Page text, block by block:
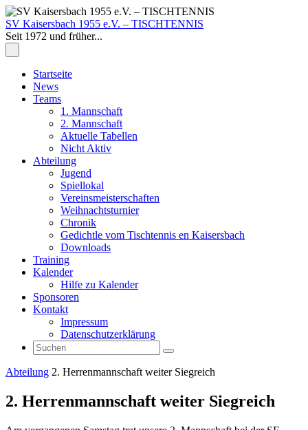
Zum
Inhalt
springen
SV Kaisersbach 1955 e.V. – TISCHTENNIS
Seit 1972 und früher...
Zum
Inhalt
springen
Startseite
News
Teams
1. Mannschaft
2. Mannschaft
Aktuelle Tabellen
Nicht Aktiv
Abteilung
Jugend
Spiellokal
Vereinsmeisterschaften
Weihnachtsturnier
Chronik
Gedichtle vom Tischtennis en Kaisersbach
Downloads
Training
Kalender
Hilfe zu Kalender
Sponsoren
Kontakt
Impressum
Datenschutzerklärung
Suchen
nach:
Suchen
Start
Abteilung 2. Herrenmannschaft weiter Siegreich
2. Herrenmannschaft weiter Siegreich